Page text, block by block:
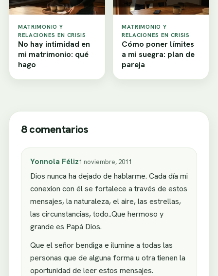
MATRIMONIO Y
RELACIONES EN CRISIS
No hay intimidad en
mi matrimonio: qué
hago
MATRIMONIO Y
RELACIONES EN CRISIS
Cómo poner límites
a mi suegra: plan de
pareja
8 comentarios
Yonnola Féliz1 noviembre, 2011
Dios nunca ha dejado de hablarme. Cada día mi
conexion con él se fortalece a través de estos
mensajes, la naturaleza, el aire, las estrellas,
las circunstancias, todo..Que hermoso y
grande es Papá Dios.
Que el señor bendiga e ilumine a todas las
personas que de alguna forma u otra tienen la
oportunidad de leer estos mensajes.